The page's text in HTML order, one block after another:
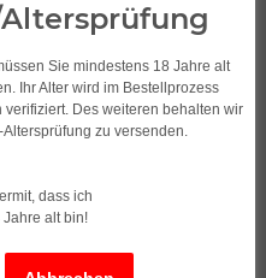
Sie mindestens 18 Jahre alt
Ihr Alter wird im Bestellprozess
Des weiteren behalten wir
zu versenden.
dass ich
alt bin!